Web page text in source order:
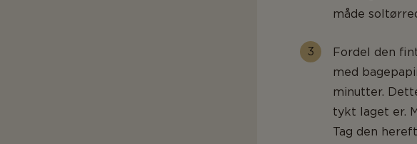
måde
Fordel den
med
minutter.
tykt laget er.
Tag den